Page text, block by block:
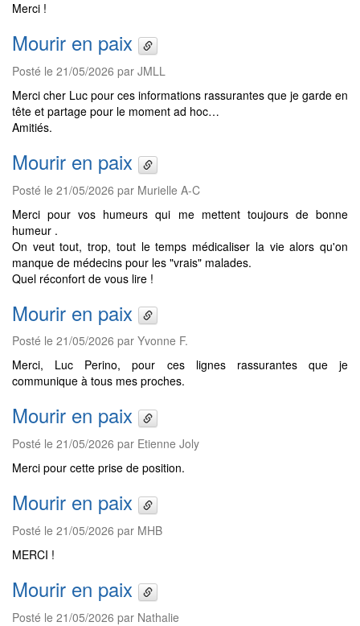
Merci !
Mourir en paix
Posté le 21/05/2026 par JMLL
Merci cher Luc pour ces informations rassurantes que je garde en
tête et partage pour le moment ad hoc…
Amitiés.
Mourir en paix
Posté le 21/05/2026 par Murielle A-C
Merci pour vos humeurs qui me mettent toujours de bonne
humeur .
On veut tout, trop, tout le temps médicaliser la vie alors qu'on
manque de médecins pour les "vrais" malades.
Quel réconfort de vous lire !
Mourir en paix
Posté le 21/05/2026 par Yvonne F.
Merci, Luc Perino, pour ces lignes rassurantes que je
communique à tous mes proches.
Mourir en paix
Posté le 21/05/2026 par Etienne Joly
Merci pour cette prise de position.
Mourir en paix
Posté le 21/05/2026 par MHB
MERCI !
Mourir en paix
Posté le 21/05/2026 par Nathalie